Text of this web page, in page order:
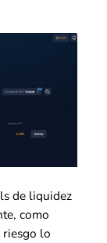
de liquidez
como
riesgo lo